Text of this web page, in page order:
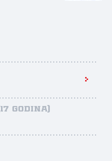
(17 godina)